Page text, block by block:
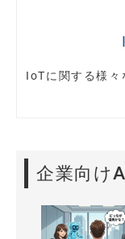
IoTに関する様々
企業向け